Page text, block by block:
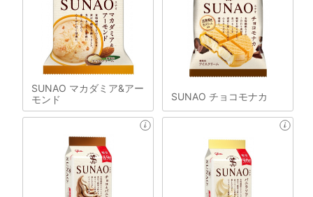
SUNAO マカダミア&アー
モンド
SUNAO チョコモナカ